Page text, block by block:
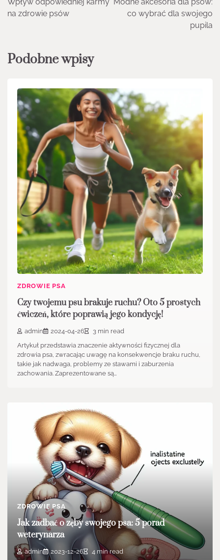
wpisu
na zdrowie psów
co wybrać dla swojego
pupila
Podobne wpisy
ZDROWIE PSA
Czy twojemu psu brakuje ruchu? Oto 5 prostych
ćwiczeń, które poprawią jego kondycję!
admin 2024-04-26
3 min read
Artykuł przedstawia znaczenie aktywności fizycznej dla
zdrowia psa, zwracając uwagę na konsekwencje braku ruchu,
takie jak nadwaga, problemy ze stawami i zaburzenia
zachowania. Zaprezentowane są…
ZDROWIE PSA
Jak zadbać o zęby swojego psa: 5 porad
weterynarza
admin 2023-12-26
4 min read